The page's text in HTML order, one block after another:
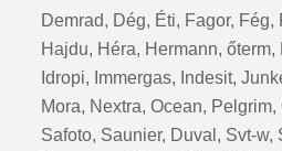
Demrad, Dég, Éti, Fagor, Fég,
Hajdu, Héra, Hermann,
Idropi, Immergas, Indesit,
Mora, Nextra, Ocean,
Safoto, Saunier, Duval, Svt-w,